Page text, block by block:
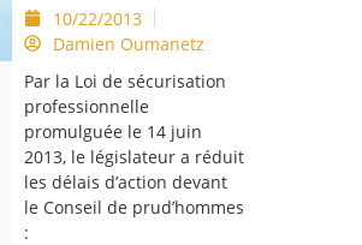
10/22/2013
Damien Oumanetz
Par la Loi de sécurisation
professionnelle
promulguée le 14 juin
2013, le législateur a réduit
les délais d’action devant
le Conseil de prud’hommes
: